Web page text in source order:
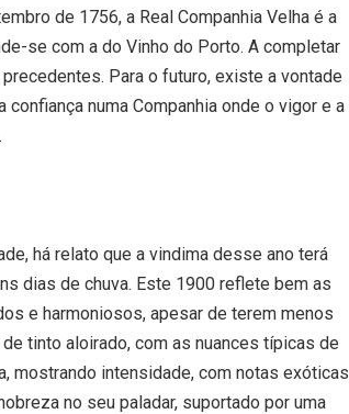
de 1756, a Real Companhia Velha é a
se com a do Vinho do Porto. A completar
Para o futuro, existe a vontade
numa Companhia onde o vigor e a
há relato que a vindima desse ano terá
dias de chuva. Este 1900 reflete bem as
e harmoniosos, apesar de terem menos
tinto aloirado, com as nuances típicas de
mostrando intensidade, com notas exóticas
no seu paladar, suportado por uma